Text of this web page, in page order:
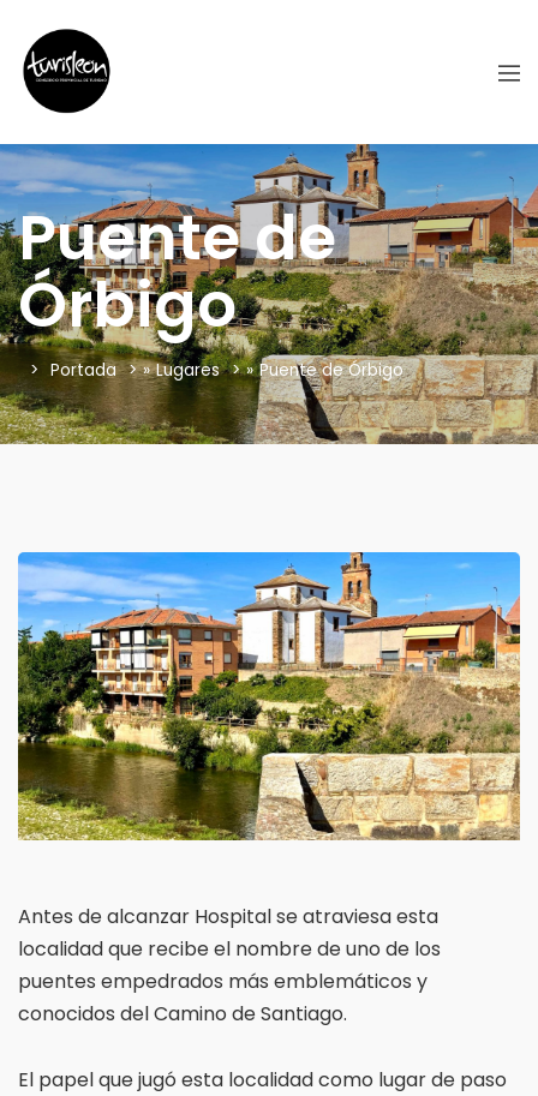
Puente de
Órbigo
Portada » Lugares » Puente de Órbigo
Antes de alcanzar Hospital se atraviesa esta
localidad que recibe el nombre de uno de los
puentes empedrados más emblemáticos y
conocidos del Camino de Santiago.
El papel que jugó esta localidad como lugar de paso